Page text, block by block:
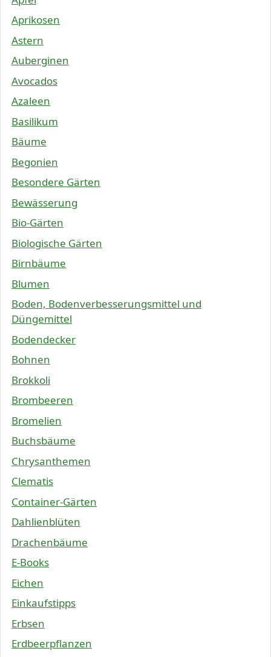
Aprikosen
Astern
Auberginen
Avocados
Azaleen
Basilikum
Bäume
Begonien
Besondere Gärten
Bewässerung
Bio-Gärten
Biologische Gärten
Birnbäume
Blumen
Boden, Bodenverbesserungsmittel und
Düngemittel
Bodendecker
Bohnen
Brokkoli
Brombeeren
Bromelien
Buchsbäume
Chrysanthemen
Clematis
Container-Gärten
Dahlienblüten
Drachenbäume
E-Books
Eichen
Einkaufstipps
Erbsen
Erdbeerpflanzen